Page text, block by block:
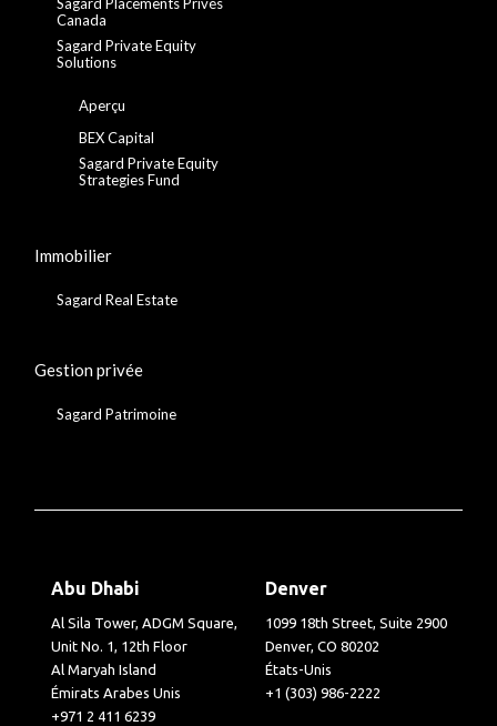
Canada
Sagard Private Equity
Solutions
Aperçu
BEX Capital
Sagard Private Equity
Strategies Fund
Immobilier
Sagard Real Estate
Gestion privée
Sagard Patrimoine
Abu Dhabi
Al Sila Tower, ADGM Square,
Unit No. 1, 12th Floor
Al Maryah Island
Émirats Arabes Unis
+971 2 411 6239
Denver
1099 18th Street, Suite 2900
Denver, CO 80202
États-Unis
+1 (303) 986-2222